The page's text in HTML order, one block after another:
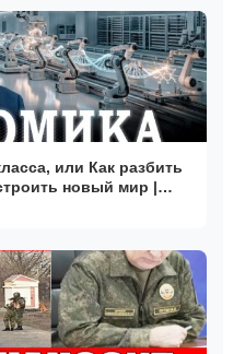
или Как разбить
новый мир |